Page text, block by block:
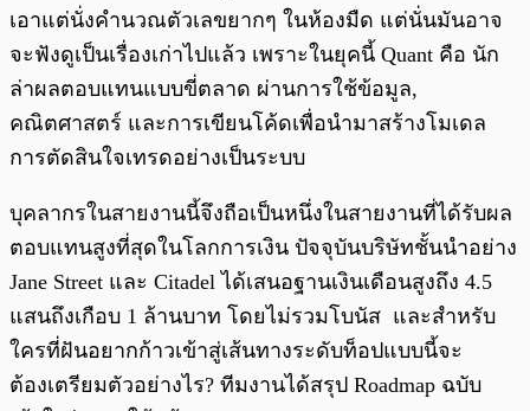
เอาแต่นั่งคำนวณตัวเลขยากๆ ในห้องมืด แต่นั่นมันอาจ
จะฟังดูเป็นเรื่องเก่าไปแล้ว เพราะในยุคนี้ Quant คือ นัก
ล่าผลตอบแทนแบบขี่ตลาด ผ่านการใช้ข้อมูล,
คณิตศาสตร์ และการเขียนโค้ดเพื่อนำมาสร้างโมเดล
การตัดสินใจเทรดอย่างเป็นระบบ
บุคลากรในสายงานนี้จึงถือเป็นหนึ่งในสายงานที่ได้รับผล
ตอบแทนสูงที่สุดในโลกการเงิน ปัจจุบันบริษัทชั้นนำอย่าง
Jane Street และ Citadel ได้เสนอฐานเงินเดือนสูงถึง 4.5
แสนถึงเกือบ 1 ล้านบาท โดยไม่รวมโบนัส และสำหรับ
ใครที่ฝันอยากก้าวเข้าสู่เส้นทางระดับท็อปแบบนี้จะ
ต้องเตรียมตัวอย่างไร? ทีมงานได้สรุป Roadmap ฉบับ